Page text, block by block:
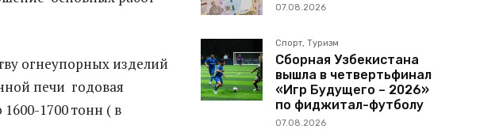
огнеупорных изделий
печи годовая
1700 тонн ( в
07.08.2026
Спорт, Туризм
Сборная Узбекистана
вышла в четвертьфинал
«Игр Будущего – 2026»
по фиджитал-футболу
07.08.2026